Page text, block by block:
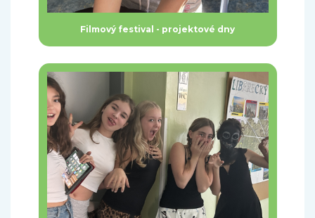
Filmový festival - projektové dny